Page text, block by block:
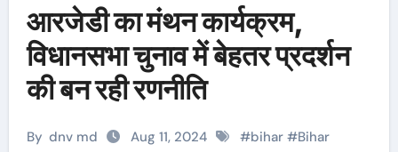
आरजेडी का मंथन कार्यक्रम,
विधानसभा चुनाव में बेहतर प्रदर्शन
की बन रही रणनीति
By dnv md Aug 11, 2024 #bihar #Bihar